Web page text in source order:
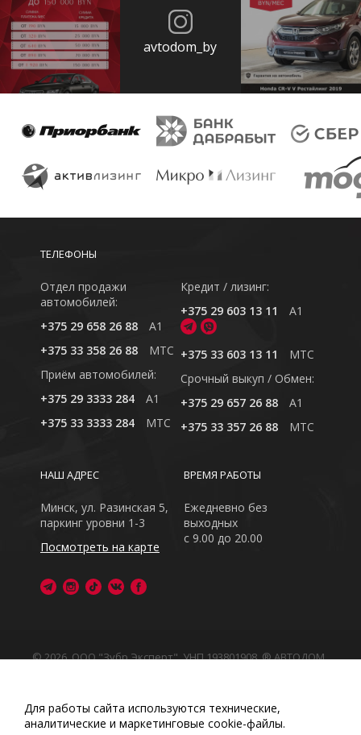
avtodom_by
ТЕЛЕФОНЫ
Отдел продажи
автомобилей:
+375 29 658 26 88
A1
+375 33 358 26 88
MTC
Приём автомобилей:
+375 29 3333 284
A1
+375 33 3333 284
MTC
Кредит / лизинг:
+375 29 603 13 11
A1
+375 33 603 13 11
MTC
Cрочный выкуп / Обмен:
+375 29 657 26 88
A1
+375 33 357 26 88
MTC
ВРЕМЯ РАБОТЫ
Ежедневно без
выходных
с 9.00 до 20.00
НАШ АДРЕС
Минск, ул. Разинская 5,
паркинг уровни 1-3
Посмотреть на карте
© 2026, ООО "Зубр Эксперт", УНП 193801908. ® АВТОДОМ
Обращаем Ваше внимание на то, что данный интернет-
сайт носит исключительно информационный характер
Любое использование либо копирование материалов
Для работы сайта используются технические,
аналитические и маркетинговые сооkіе-файлы.